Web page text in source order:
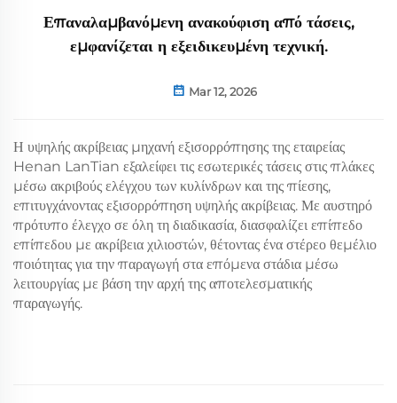
Επαναλαμβανόμενη ανακούφιση από τάσεις,
εμφανίζεται η εξειδικευμένη τεχνική.
Mar 12, 2026
Η υψηλής ακρίβειας μηχανή εξισορρόπησης της εταιρείας
Henan LanTian εξαλείφει τις εσωτερικές τάσεις στις πλάκες
μέσω ακριβούς ελέγχου των κυλίνδρων και της πίεσης,
επιτυγχάνοντας εξισορρόπηση υψηλής ακρίβειας. Με αυστηρό
πρότυπο έλεγχο σε όλη τη διαδικασία, διασφαλίζει επίπεδο
επίπεδου με ακρίβεια χιλιοστών, θέτοντας ένα στέρεο θεμέλιο
ποιότητας για την παραγωγή στα επόμενα στάδια μέσω
λειτουργίας με βάση την αρχή της αποτελεσματικής
παραγωγής.